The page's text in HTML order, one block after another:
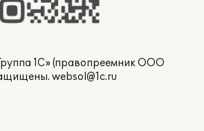
1С» (правопреемник ООО
websol@1c.ru